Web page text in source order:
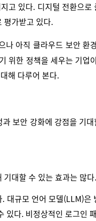
고 있다. 디지털 전환으
평가받고 있다.
나 아직 클라우드 보안
위한 정책을 세우는 기
해 다루어 본다.
보안 강화에 강점을 기
대할 수 있는 효과는 많다.
대규모 언어 모델(LLM)
있다. 비정상적인 로그인